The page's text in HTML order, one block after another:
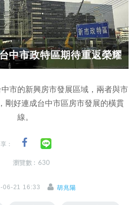
中市政特區期待重返榮耀
市的新興房市發展區域，兩者與市
剛好連成台中市區房市發展的橫貫
線。
：
瀏覽數 : 630
06-21 16:33 胡兆陽